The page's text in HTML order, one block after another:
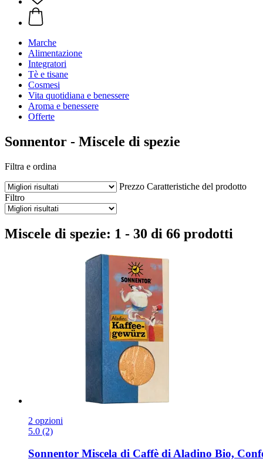
Marche
Alimentazione
Integratori
Tè e tisane
Cosmesi
Vita quotidiana e benessere
Aroma e benessere
Offerte
Sonnentor - Miscele di spezie
Filtra e ordina
Prezzo Caratteristiche del prodotto
Filtro
Miscele di spezie: 1 - 30 di 66 prodotti
2 opzioni
5.0 (2)
Sonnentor Miscela di Caffè di Aladino Bio,